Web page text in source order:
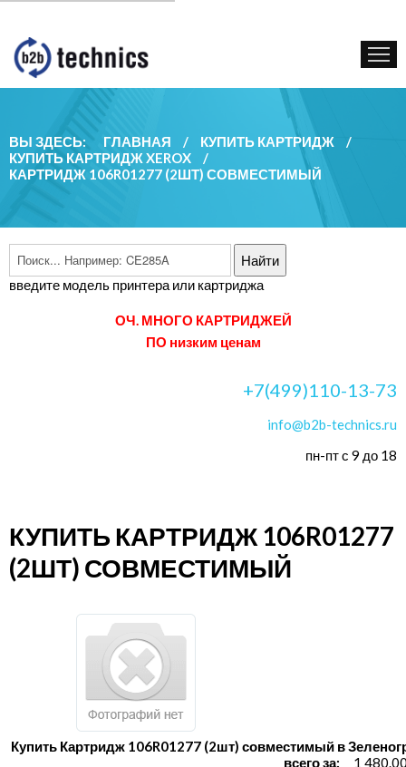
КУПИТЬ КАРТРИДЖ
ГОС. УЧРЕЖДЕНИЯМ
КОНТАКТЫ
ВЫ ЗДЕСЬ: ГЛАВНАЯ / КУПИТЬ КАРТРИДЖ
/
КУПИТЬ КАРТРИДЖ XEROX
/
КАРТРИДЖ 106R01277 (2ШТ) СОВМЕСТИМЫЙ
введите модель принтера или картриджа
ОЧ. МНОГО КАРТРИДЖЕЙ
ПО низким ценам
+7(499)110-13-73
info@b2b-technics.ru
пн-пт с 9 до 18
КУПИТЬ КАРТРИДЖ 106R01277
(2ШТ) СОВМЕСТИМЫЙ
Купить Картридж 106R01277 (2шт) совместимый в
всего за:
1